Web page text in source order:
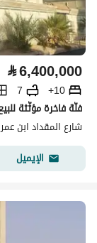
⃁6,400,000
10+
7
فلّة فاخرة مؤثّثة
شارع المقداد ابن
الإيميل